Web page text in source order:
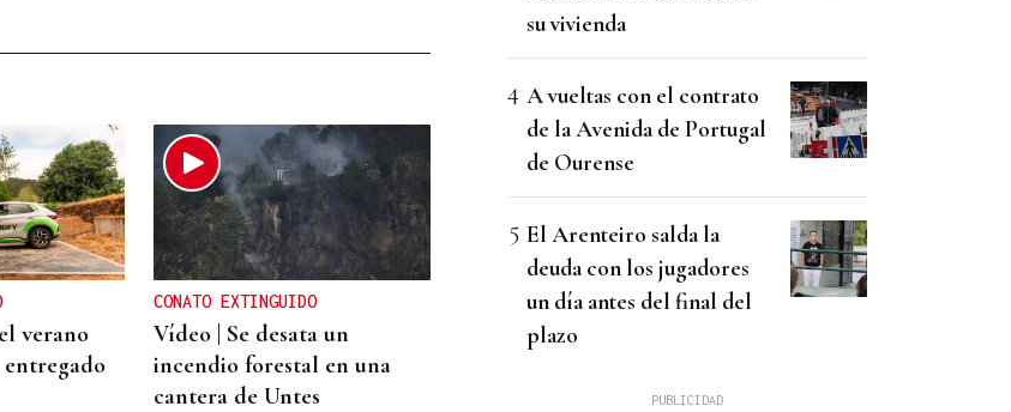
verano
entregado
CONATO EXTINGUIDO
Vídeo | Se desata un
incendio forestal en una
cantera de Untes
su vivienda
A vueltas con el contrato
de la Avenida de Portugal
de Ourense
El Arenteiro salda la
deuda con los jugadores
un día antes del final del
plazo